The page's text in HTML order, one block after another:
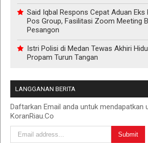
Said Iqbal Respons Cepat Aduan Eks
Pos Group, Fasilitasi Zoom Meeting
Pesangon
Istri Polisi di Medan Tewas Akhiri
Propam Turun Tangan
LANGGANAN BERITA
Daftarkan Email anda untuk mendapatkan
KoranRiau.Co